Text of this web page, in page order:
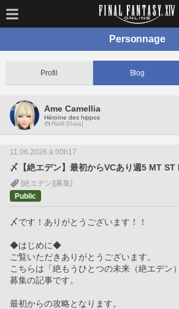
Personnage
Profil Blog
Ame Camellia
Héroïne des hippos
Ridill [Gaia]
11.06.2026 à 00h17
〆【絶エデン】最初からVCあり週5 MT
[絶エデン] [募集]
Public
〆です！ありがとうございます！！
◆はじめに◆
ご覧いただきありがとうございます。
こちらは「絶もうひとつの未来（絶エデン
募集の記事です。
最初からの攻略となります。